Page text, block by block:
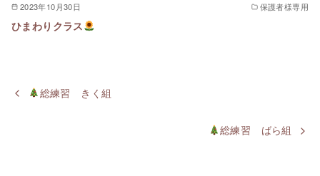
2023年10月30日 保護者様専用
ひまわりクラス
総練習 きく組
総練習 ばら組